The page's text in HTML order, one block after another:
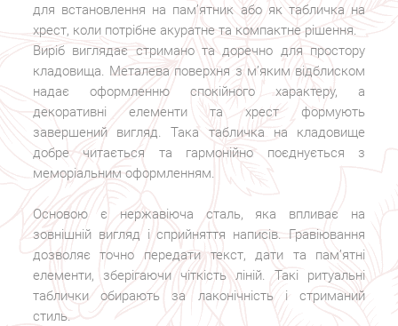
для встановлення на пам’ятник або як табличка на
хрест, коли потрібне акуратне та компактне рішення.
Виріб виглядає стримано та доречно для простору
кладовища. Металева поверхня з м’яким відблиском
надає оформленню спокійного характеру, а
декоративні елементи та хрест формують
завершений вигляд. Така табличка на кладовище
добре читається та гармонійно поєднується з
меморіальним оформленням.
Основою є нержавіюча сталь, яка впливає на
зовнішній вигляд і сприйняття написів. Гравіювання
дозволяє точно передати текст, дати та пам’ятні
елементи, зберігаючи чіткість ліній. Такі ритуальні
таблички обирають за лаконічність і стриманий
стиль.